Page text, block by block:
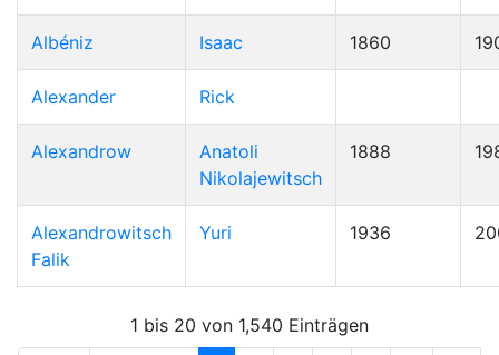
Albéniz Isaac 1860
Alexander Rick
Alexandrow
Anatoli
Nikolajewitsch
1888
Alexandrowitsch
Falik
Yuri 1936
1 bis 20 von 1,540 Einträgen